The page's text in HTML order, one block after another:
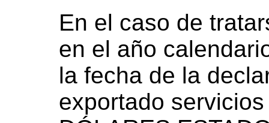
En el caso de
en el año
la fecha de la
exportado